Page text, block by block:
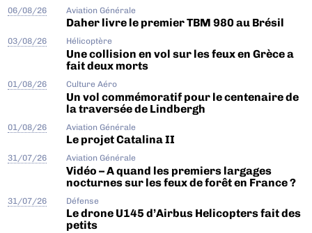
06/08/26 Aviation Générale
Daher livre le premier TBM 980 au Brésil
03/08/26 Hélicoptère
Une collision en vol sur les feux en Grèce a
fait deux morts
01/08/26 Culture Aéro
Un vol commémoratif pour le centenaire de
la traversée de Lindbergh
01/08/26 Aviation Générale
Le projet Catalina II
31/07/26 Aviation Générale
Vidéo – A quand les premiers largages
nocturnes sur les feux de forêt en France ?
31/07/26 Défense
Le drone U145 d’Airbus Helicopters fait des
petits